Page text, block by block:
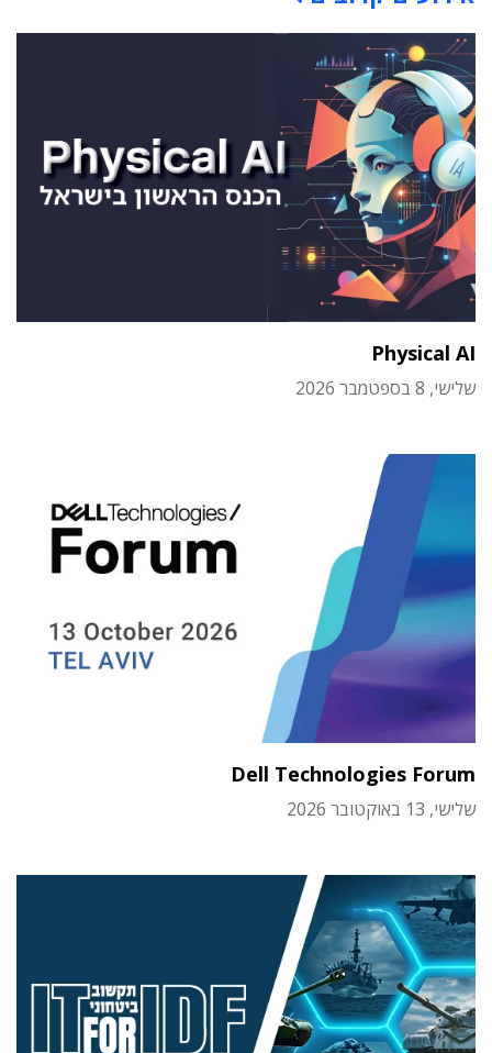
Physical AI
שלישי, 8 בספטמבר 2026
Dell Technologies Forum
שלישי, 13 באוקטובר 2026